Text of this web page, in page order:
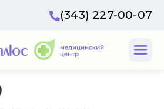
(343) 227-00-07